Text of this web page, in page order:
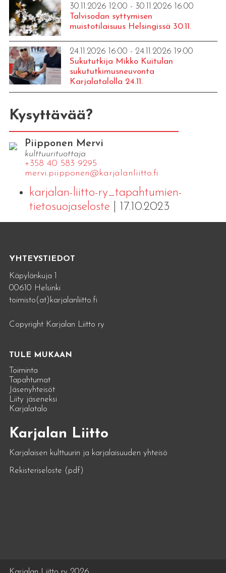
30.11.2026 12:00 - 30.11.2026 16:00
Talvisodan syttymisen
muistotilaisuus Helsingissä 30.11.
24.11.2026 16:00 - 24.11.2026 19:00
Sukututkija Mikko Kuitulan
sukututkimusneuvonta
Karjalatalolla 24.11.
Kysyttävää?
Piipponen Mervi
kulttuurituottaja
+358 40 583 9295
mervi.​piipponen@​kar​jala​nlii​tto.​fi
karjalan-liitto-ry_tapahtumien-
tietosuojaseloste| 17.10.2023
YHTEYSTIEDOT
Käpylänkuja 1
00610 Helsinki
toimisto(at)karjalanliitto.fi
Copyright Karjalan Liitto ry
TULE MUKAAN
Toiminta
Tapahtumat
Jäsenyhteisöt
Liity jäseneksi
Karjalatalo
Karjalan Liitto
Karjalaisen kulttuurin ja karjalaisuuden yhteisö
Rekisteriseloste (pdf)